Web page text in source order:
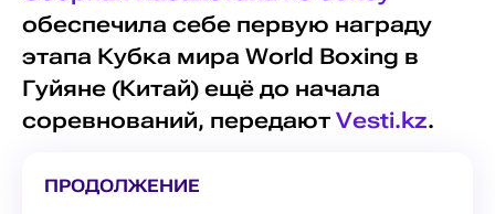
обеспечила себе первую награду
этапа Кубка мира World Boxing в
Гуйяне (Китай) ещё до начала
соревнований, передают Vesti.kz.
ПРОДОЛЖЕНИЕ